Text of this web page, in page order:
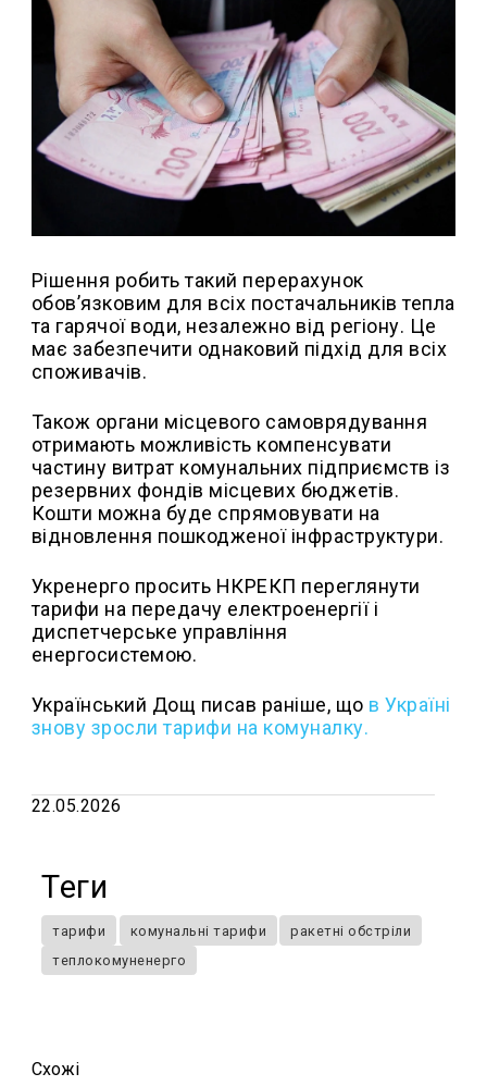
Рішення робить такий перерахунок
обов’язковим для всіх постачальників тепла
та гарячої води, незалежно від регіону. Це
має забезпечити однаковий підхід для всіх
споживачів.
Також органи місцевого самоврядування
отримають можливість компенсувати
частину витрат комунальних підприємств із
резервних фондів місцевих бюджетів.
Кошти можна буде спрямовувати на
відновлення пошкодженої інфраструктури.
Укренерго просить НКРЕКП переглянути
тарифи на передачу електроенергії і
диспетчерське управління
енергосистемою.
Український Дощ писав раніше, що вУкраїні
знову зросли тарифи на комуналку.
22.05.2026
Теги
тарифи комунальні тарифи
ракетні обстріли
теплокомуненерго
Схожi